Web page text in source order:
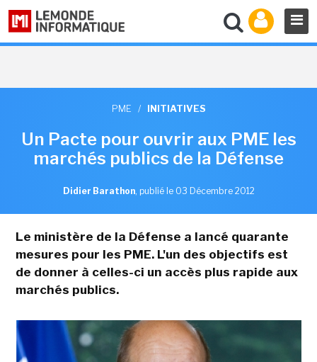
PME / INITIATIVES
Un Pacte pour ouvrir aux PME les
marchés publics de la Défense
Didier Barathon, publié le 03 Décembre 2012
Le ministère de la Défense a lancé quarante
mesures pour les PME. L'un des objectifs est
de donner à celles-ci un accès plus rapide aux
marchés publics.